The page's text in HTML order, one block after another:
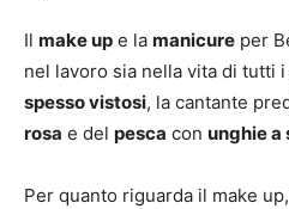
Il make up e la manicure per
nel lavoro sia nella vita di tutti
spesso vistosi, la cantante
rosa e del pesca con unghie
Per quanto riguarda il make